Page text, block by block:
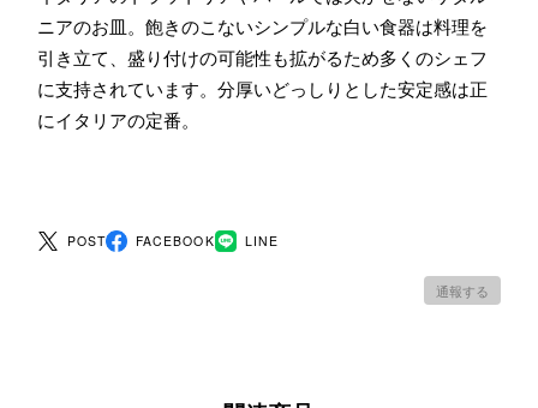
ニアのお皿。飽きのこないシンプルな白い食器は料理を
引き立て、盛り付けの可能性も拡がるため多くのシェフ
に支持されています。分厚いどっしりとした安定感は正
にイタリアの定番。
POST FACEBOOK LINE
通報する